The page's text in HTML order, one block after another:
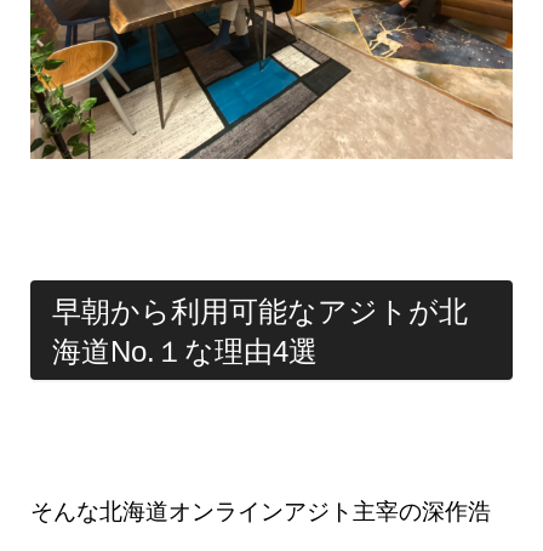
早朝から利用可能なアジトが北
海道No.１な理由4選
そんな北海道オンラインアジト主宰の深作浩